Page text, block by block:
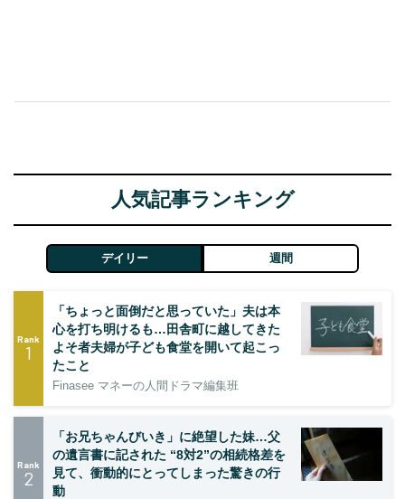
人気記事ランキング
デイリー 週間
Rank
1
「ちょっと面倒だと思っていた」夫は本
心を打ち明けるも…田舎町に越してきた
よそ者夫婦が子ども食堂を開いて起こっ
たこと
Finasee マネーの人間ドラマ編集班
Rank
2
「お兄ちゃんびいき」に絶望した妹…父
の遺言書に記された “8対2”の相続格差を
見て、衝動的にとってしまった驚きの行
動